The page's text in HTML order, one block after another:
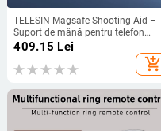
TELESIN Magsafe Shooting Aid –
Suport de mână pentru telefon
pentru fotografiere, Bluetooth 5.0,
Plastic, 105 g, Compatibil cu
Android
409.15 Lei
add_shopping_cart